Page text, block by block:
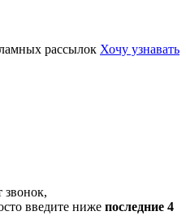
рассылок Хочу узнавать
звонок,
введите ниже последние 4